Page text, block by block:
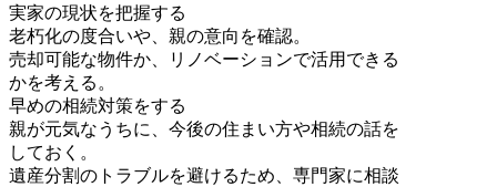
実家の現状を把握する
老朽化の度合いや、親の意向を確認。
売却可能な物件か、リノベーションで活用できる
かを考える。
早めの相続対策をする
親が元気なうちに、今後の住まい方や相続の話を
しておく。
遺産分割のトラブルを避けるため、専門家に相談